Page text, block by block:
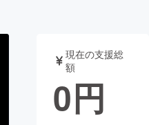
ト
書籍・雑誌
現在の支援総
額
0円